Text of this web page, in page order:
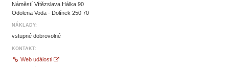
Náměstí Vítězslava Hálka 90
Odolena Voda - Dolínek 250 70
NÁKLADY:
vstupné dobrovolné
KONTAKT:
Web události